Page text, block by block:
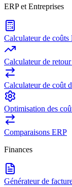
ERP et Entreprises
Calculateur de coûts
Calculateur de
Calculateur de coût
Optimisation des
Comparaisons ERP
Finances
Générateur de